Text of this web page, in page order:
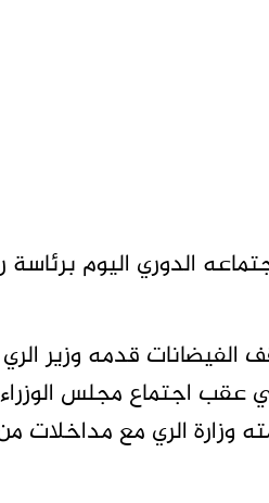
الدوري اليوم برئاسة
قدمه وزير الري
اجتماع مجلس
للعام 2020 – 2021م قدمته وزارة الري